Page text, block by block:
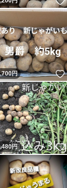
ね！
円
いね！
円